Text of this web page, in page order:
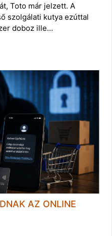
Toto már jelzett. A
szolgálati kutya ezúttal
doboz ille…
AZ ONLINE